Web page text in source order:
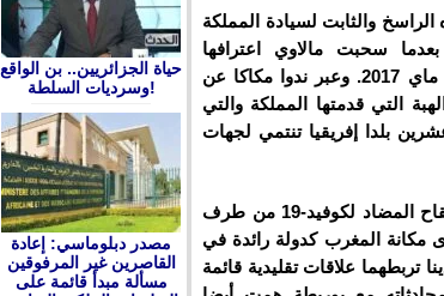
الراسخ والثابت لسيادة المملكة
سحبت مالاوي اعترافها
بـ”الجمهورية الصحراوية” المزعومة يوم 5 ماي 2017. وعبر ندوا مكاكا عن
التي قدمتها المملكة والتي
بلدا إفريقيا تنتمي لجهات
وأشاد في ذات السياق، بتصنيع وتعبئة اللقاح المضاد لكوفيد-19 من طرف
مكانة المغرب كدولة رائدة في
تربطهما علاقات تقليدية قائمة
حياة الجزائريين.. بن الواقع
وسرديات السلطة!
مصدر دبلوماسي: إعادة
القاصرين غير المرفوقين
مسألة مبدأ قائمة على